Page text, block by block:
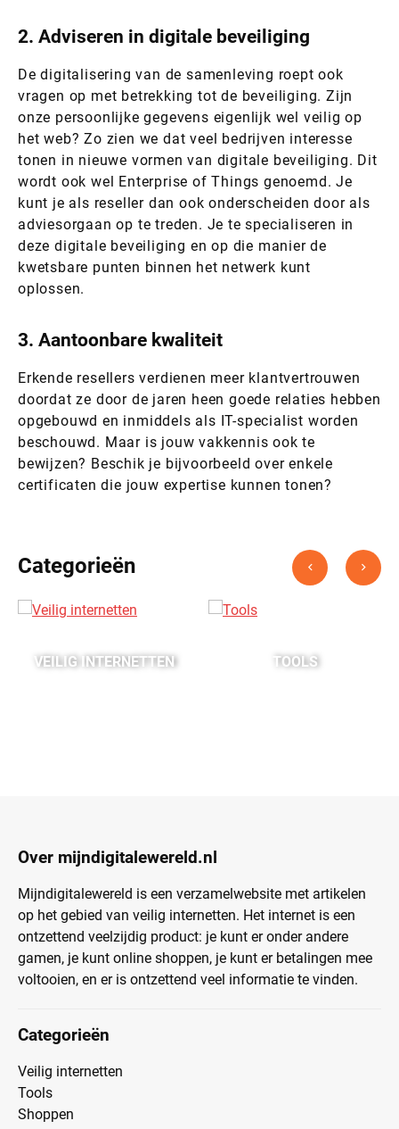
2. Adviseren in digitale beveiliging
De digitalisering van de samenleving roept ook
vragen op met betrekking tot de beveiliging. Zijn
onze persoonlijke gegevens eigenlijk wel veilig op
het web? Zo zien we dat veel bedrijven interesse
tonen in nieuwe vormen van digitale beveiliging. Dit
wordt ook wel Enterprise of Things genoemd. Je
kunt je als reseller dan ook onderscheiden door als
adviesorgaan op te treden. Je te specialiseren in
deze digitale beveiliging en op die manier de
kwetsbare punten binnen het netwerk kunt
oplossen.
3. Aantoonbare kwaliteit
Erkende resellers verdienen meer klantvertrouwen
doordat ze door de jaren heen goede relaties hebben
opgebouwd en inmiddels als IT-specialist worden
beschouwd. Maar is jouw vakkennis ook te
bewijzen? Beschik je bijvoorbeeld over enkele
certificaten die jouw expertise kunnen tonen?
Categorieën
VEILIG INTERNETTEN TOOLS
Over mijndigitalewereld.nl
Mijndigitalewereld is een verzamelwebsite met artikelen
op het gebied van veilig internetten. Het internet is een
ontzettend veelzijdig product: je kunt er onder andere
gamen, je kunt online shoppen, je kunt er betalingen mee
voltooien, en er is ontzettend veel informatie te vinden.
Categorieën
Veilig internetten
Tools
Shoppen